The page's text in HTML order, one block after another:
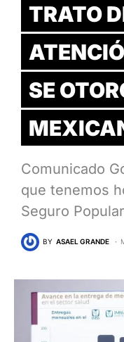
TRATO
SE
Comunicado
que tenemos
Seguro
BY ASAEL GRANDE